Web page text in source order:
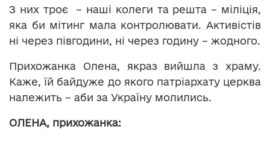
З них троє – наші колеги та решта – міліція,
яка би мітинг мала контролювати. Активістів
ні через півгодини, ні через годину – жодного.
Прихожанка Олена, якраз вийшла з храму.
Каже, їй байдуже до якого патріархату церква
належить – аби за Україну молились.
ОЛЕНА, прихожанка: